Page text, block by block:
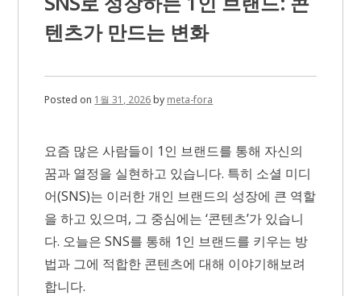
디
어:
자
발
의
공
만
드
는
방
법
텐츠가 만드는 변화
Posted on 1월 31, 2026by meta-fora
요즘 많은 사람들이 1인 브랜드를 통해 자신의
꿈과 열정을 실현하고 있습니다. 특히 소셜 미디
어(SNS)는 이러한 개인 브랜드의 성장에 큰 역할
을 하고 있으며, 그 중심에는 ‘콘텐츠’가 있습니
다. 오늘은 SNS를 통해 1인 브랜드를 키우는 방
법과 그에 적합한 콘텐츠에 대해 이야기해보려
합니다.